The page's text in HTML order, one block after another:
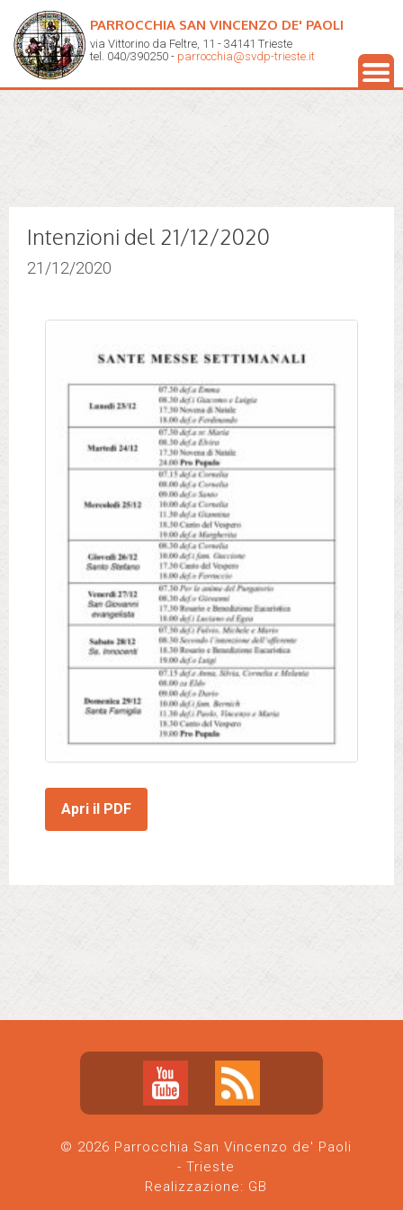
PARROCCHIA SAN VINCENZO DE' PAOLI
via Vittorino da Feltre, 11 - 34141 Trieste
tel. 040/390250 - parrocchia@svdp-trieste.it
Intenzioni del 21/12/2020
21/12/2020
Apri il PDF
© 2026 Parrocchia San Vincenzo de' Paoli
- Trieste
Realizzazione: GB